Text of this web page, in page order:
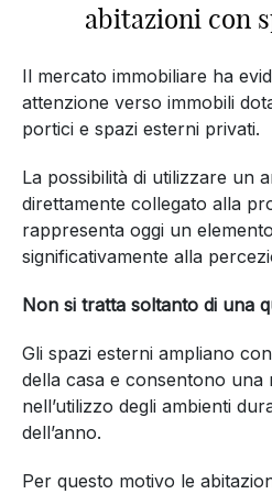
abitazioni con
Il mercato immobiliare ha
attenzione verso immobili
portici e spazi esterni privati.
La possibilità di utilizzare un
direttamente collegato alla
rappresenta oggi un
significativamente alla
Non si tratta soltanto di una
Gli spazi esterni ampliano
della casa e consentono una
nell’utilizzo degli ambienti
dell’anno.
Per questo motivo le